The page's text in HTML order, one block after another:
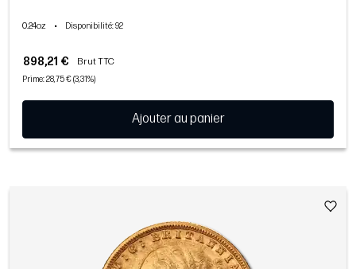
0.24oz • Disponibilité: 92
898,21 € Brut TTC
Prime: 28,75 € (3,31%)
Ajouter au panier